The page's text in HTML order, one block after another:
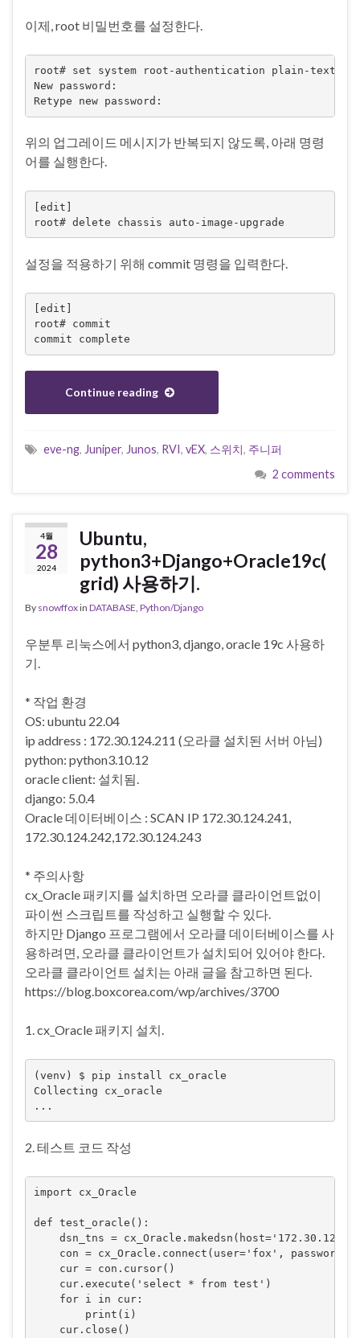
이제, root 비밀번호를 설정한다.
root# set system root-authentication plain-text-
New password:
Retype new password:
위의 업그레이드 메시지가 반복되지 않도록, 아래 명령
어를 실행한다.
[edit]
root# delete chassis auto-image-upgrade
설정을 적용하기 위해 commit 명령을 입력한다.
[edit]
root# commit
commit complete
Continue reading
eve-ng, Juniper, Junos, RVI, vEX, 스위치, 주니퍼
2 comments
4월
28
2024
Ubuntu,
python3+Django+Oracle19c(
grid) 사용하기.
By snowffoxin DATABASE, Python/Django
우분투 리눅스에서 python3, django, oracle 19c 사용하
기.
* 작업 환경
OS: ubuntu 22.04
ip address : 172.30.124.211 (오라클 설치된 서버 아님)
python: python3.10.12
oracle client: 설치됨.
django: 5.0.4
Oracle 데이터베이스 : SCAN IP 172.30.124.241,
172.30.124.242,172.30.124.243
* 주의사항
cx_Oracle 패키지를 설치하면 오라클 클라이언트없이
파이썬 스크립트를 작성하고 실행할 수 있다.
하지만 Django 프로그램에서 오라클 데이터베이스를 사
용하려면, 오라클 클라이언트가 설치되어 있어야 한다.
오라클 클라이언트 설치는 아래 글을 참고하면 된다.
https://blog.boxcorea.com/wp/archives/3700
1. cx_Oracle 패키지 설치.
(venv) $ pip install cx_oracle
Collecting cx_oracle
2. 테스트 코드 작성
import cx_Oracle
def test_oracle():
dsn_tns =
con = cx_Oracle.connect(user='fox',
    cur = con.cursor()
    cur.execute('select * from test')
    for i in cur:
        print(i)
    cur.close()